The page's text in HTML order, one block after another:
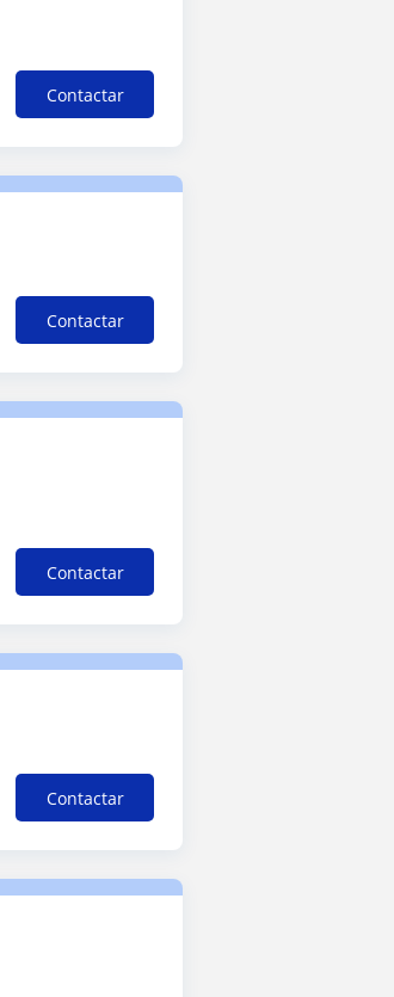
Contactar
Contactar
Contactar
Contactar